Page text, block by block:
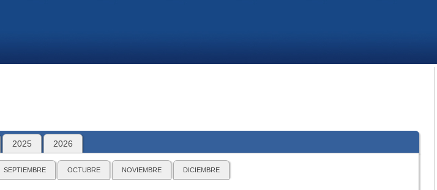
2025 2026
SEPTIEMBRE OCTUBRE NOVIEMBRE DICIEMBRE